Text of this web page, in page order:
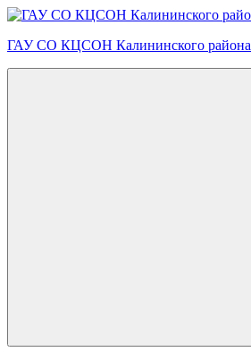
Skip
content
ГАУ СО КЦСОН Калининского района